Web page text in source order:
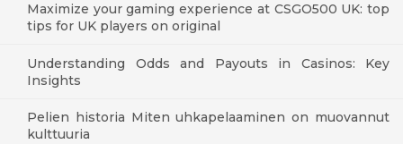
Maximize your gaming experience at CSGO500 UK: top
tips for UK players on original
Understanding Odds and Payouts in Casinos: Key
Insights
Pelien historia Miten uhkapelaaminen on muovannut
kulttuuria